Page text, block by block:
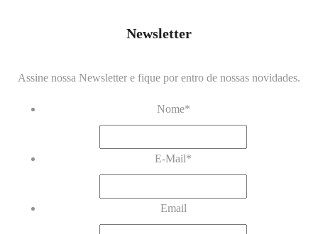
Newsletter
Assine nossa Newsletter e fique por entro de nossas novidades.
Nome*
E-Mail*
Email